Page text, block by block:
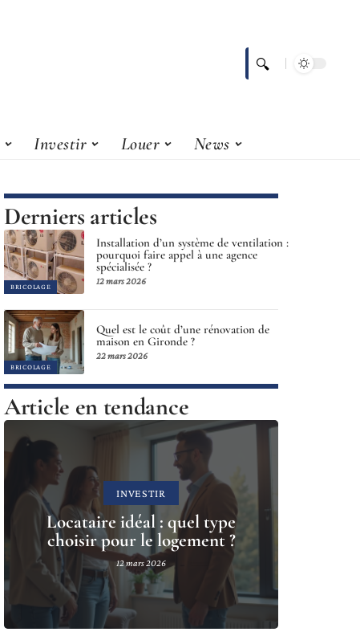
Investir Louer News
Derniers articles
BRICOLAGE
Installation d’un système de ventilation :
pourquoi faire appel à une agence
spécialisée ?
12 mars 2026
BRICOLAGE
Quel est le coût d’une rénovation de
maison en Gironde ?
22 mars 2026
Article en tendance
INVESTIR
Locataire idéal : quel type
choisir pour le logement ?
12 mars 2026